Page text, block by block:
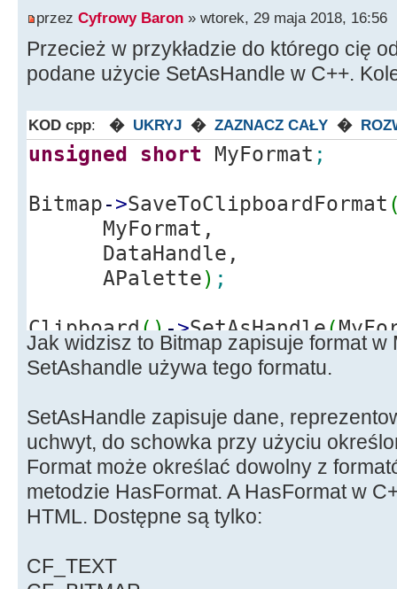
przez Cyfrowy Baron » wtorek, 29 maja 2018, 16:56
Przecież w przykładzie do którego cię
podane użycie SetAsHandle w C++.
KOD cpp: � UKRYJ � ZAZNACZ CAŁY �
unsigned short MyFormat ;
Bitmap->SaveToClipboardFormat
MyFormat,
DataHandle,
APalette) ;
Clipboard()->SetAsHandle(
Jak widzisz to Bitmap zapisuje format w
SetAshandle używa tego formatu.
SetAsHandle zapisuje dane,
uchwyt, do schowka przy użyciu
Format może określać dowolny z
metodzie HasFormat. A HasFormat w
HTML. Dostępne są tylko:
CF_TEXT